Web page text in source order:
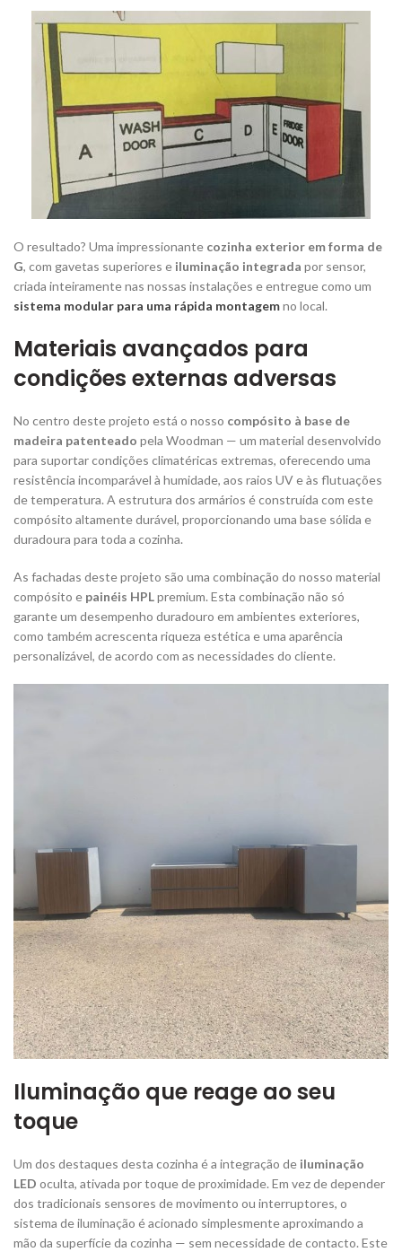
O resultado? Uma impressionante cozinha exterior em forma de
G, com gavetas superiores e iluminação integrada por sensor,
criada inteiramente nas nossas instalações e entregue como um
sistema modular para uma rápida montagemno local.
Materiais avançados para
condições externas adversas
No centro deste projeto está o nosso compósito à base de
madeira patenteado pela Woodman — um material desenvolvido
para suportar condições climatéricas extremas, oferecendo uma
resistência incomparável à humidade, aos raios UV e às flutuações
de temperatura. A estrutura dos armários é construída com este
compósito altamente durável, proporcionando uma base sólida e
duradoura para toda a cozinha.
As fachadas deste projeto são uma combinação do nosso material
compósito e painéis HPLpremium. Esta combinação não só
garante um desempenho duradouro em ambientes exteriores,
como também acrescenta riqueza estética e uma aparência
personalizável, de acordo com as necessidades do cliente.
Iluminação que reage ao seu
toque
Um dos destaques desta cozinha é a integração de iluminação
LED oculta, ativada por toque de proximidade. Em vez de depender
dos tradicionais sensores de movimento ou interruptores, o
sistema de iluminação é acionado simplesmente aproximando a
mão da superfície da cozinha — sem necessidade de contacto. Este